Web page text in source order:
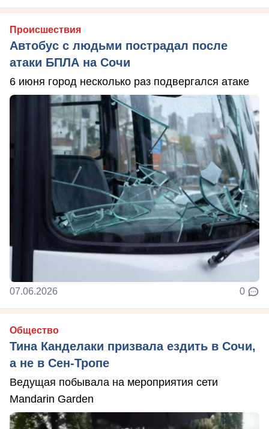
Происшествия
Автобус с людьми пострадал после
атаки БПЛА на Сочи
6 июня город несколько раз подвергался атаке
07.06.2026 0
Общество
Тина Канделаки призвала ездить в Сочи,
а не в Сен-Тропе
Ведущая побывала на мероприятия сети
Mandarin Garden